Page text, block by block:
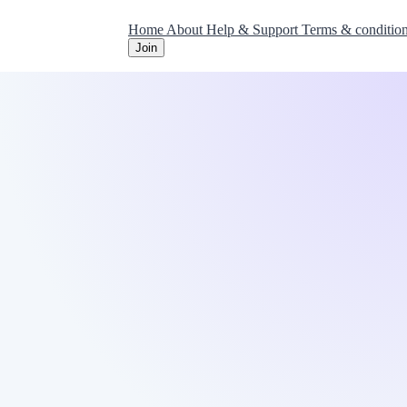
Home About Help & Support Terms &
Join